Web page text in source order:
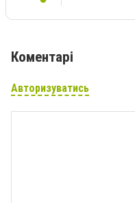
Коментарі
Авторизуватись